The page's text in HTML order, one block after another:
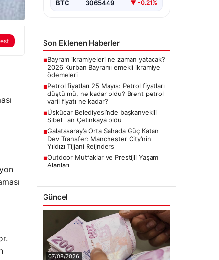
BTC 3065449 ▼ -0.21%
Son Eklenen Haberler
■Bayram ikramiyeleri ne zaman yatacak?
2026 Kurban Bayramı emekli ikramiye
ödemeleri
■Petrol fiyatları 25 Mayıs: Petrol fiyatları
düştü mü, ne kadar oldu? Brent petrol
varil fiyatı ne kadar?
■Üsküdar Belediyesi’nde başkanvekili
Sibel Tan Çetinkaya oldu
■Galatasaray’a Orta Sahada Güç Katan
Dev Transfer: Manchester City’nin
Yıldızı Tijjani Reijnders
■Outdoor Mutfaklar ve Prestijli Yaşam
Alanları
Güncel
07/08/2026